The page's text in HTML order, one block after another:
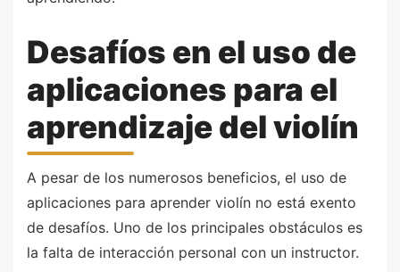
Desafíos en el uso de
aplicaciones para el
aprendizaje del violín
A pesar de los numerosos beneficios, el uso de
aplicaciones para aprender violín no está exento
de desafíos. Uno de los principales obstáculos es
la falta de interacción personal con un instructor.